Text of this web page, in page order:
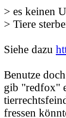
> es keinen
> Tiere
Siehe dazu
Benutze
gib "redfox"
fressen